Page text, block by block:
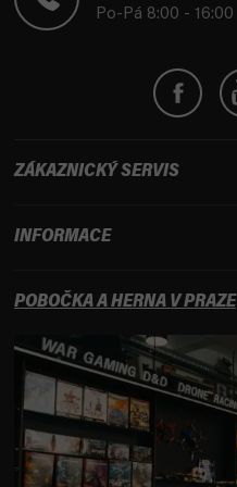
Po-Pá 8:00 - 16:00
ZÁKAZNICKÝ SERVIS
INFORMACE
POBOČKA A HERNA V PRAZE